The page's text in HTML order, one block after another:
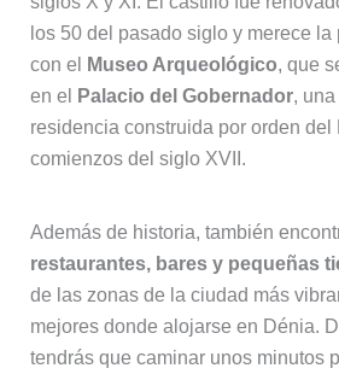
los 50 del pasado siglo y merece
con el
Museo Arqueológico, que
en el
Palacio del Gobernador,
residencia construida por orden del
comienzos del siglo XVII.
Además de historia, también
restaurantes, bares y pequeñas
de las zonas de la ciudad más
mejores donde alojarse en Dénia.
tendrás que caminar unos minutos